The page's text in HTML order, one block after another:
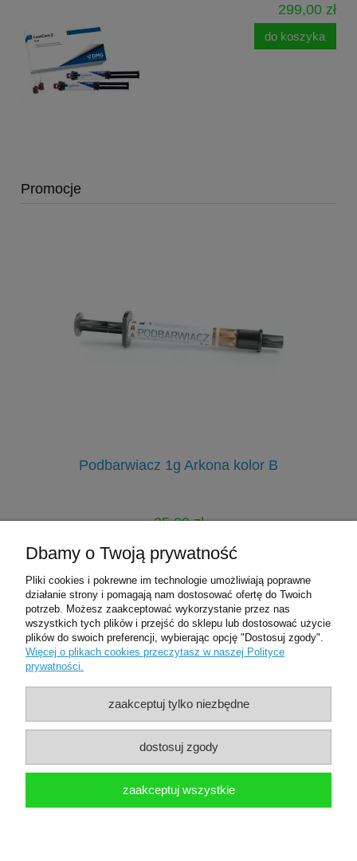
299,00 zł
do koszyka
Promocje
Podbarwiacz 1g Arkona kolor B
25,00 zł
Cena regularna:45,00 zł
do koszyka
Pomoc
Moje konto
Płatności i dostawa
O nas
Dbamy o Twoją prywatność
Pliki cookies i pokrewne im technologie umożliwiają poprawne
działanie strony i pomagają nam dostosować ofertę do Twoich
potrzeb. Możesz zaakceptować wykorzystanie przez nas
wszystkich tych plików i przejść do sklepu lub dostosować użycie
plików do swoich preferencji, wybierając opcję "Dostosuj zgody".
Więcej o plikach cookies przeczytasz w naszej Polityce
prywatności.
zaakceptuj tylko niezbędne
dostosuj zgody
zaakceptuj wszystkie